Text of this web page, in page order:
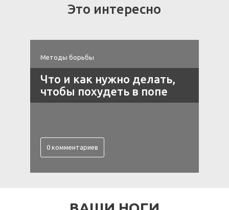
Это интересно
Методы борьбы
Что и как нужно делать,
чтобы похудеть в попе
0 комментариев